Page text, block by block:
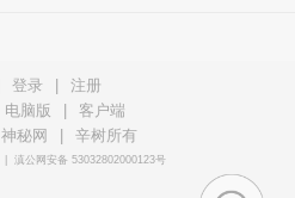
登录
注册
电脑版
客户端
神秘网 辛树所有
滇公网安备 53032802000123号